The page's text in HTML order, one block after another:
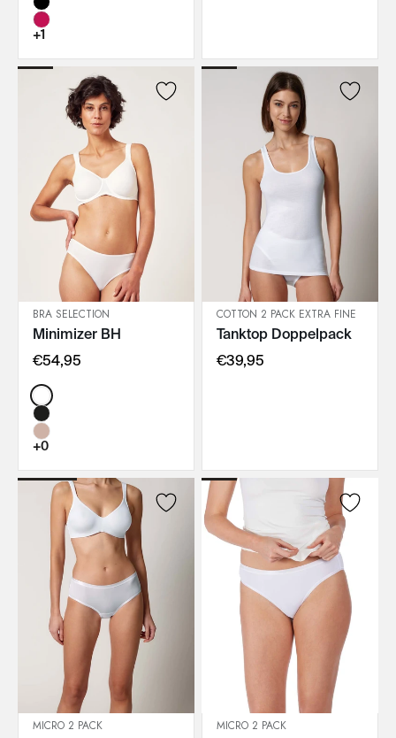
+1
IN DEN WARENKORB
BRA SELECTION
Minimizer BH
€54,95
Color:
+0
IN DEN WARENKORB
COTTON 2 PACK EXTRA FINE
Tanktop Doppelpack
€39,95
MICRO 2 PACK
MICRO 2 PACK